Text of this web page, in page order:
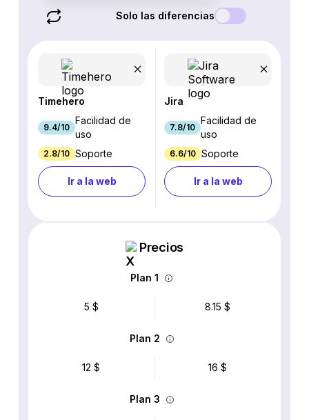
Solo las diferencias
Timehero
9.4/10
Facilidad de
uso
2.8/10 Soporte
Ir a la web
Jira
7.8/10
Facilidad de
uso
6.6/10 Soporte
Ir a la web
Precios
Plan 1
5 $ 8.15 $
Plan 2
12 $ 16 $
Plan 3